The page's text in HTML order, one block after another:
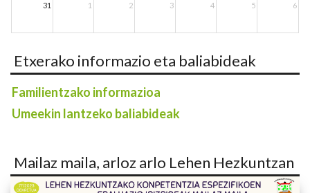
31 1 2 3 4 5 6
Etxerako informazio eta baliabideak
Familientzako informazioa
Umeekin lantzeko baliabideak
Mailaz maila, arloz arlo Lehen Hezkuntzan